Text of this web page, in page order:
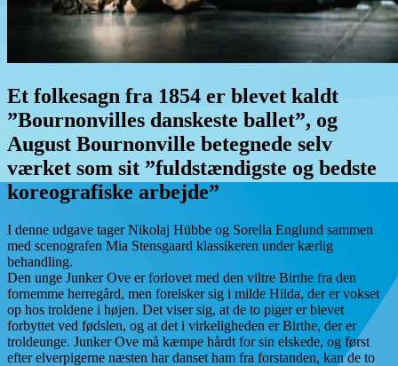
Et folkesagn fra 1854 er blevet kaldt
”Bournonvilles danskeste ballet”, og
August Bournonville betegnede selv
værket som sit ”fuldstændigste og bedste
koreografiske arbejde”
I denne udgave tager Nikolaj Hübbe og Sorella Englund sammen
med scenografen Mia Stensgaard klassikeren under kærlig
behandling.
Den unge Junker Ove er forlovet med den viltre Birthe fra den
fornemme herregård, men forelsker sig i milde Hilda, der er vokset
op hos troldene i højen. Det viser sig, at de to piger er blevet
forbyttet ved fødslen, og at det i virkeligheden er Birthe, der er
troldeunge. Junker Ove må kæmpe hårdt for sin elskede, og først
efter elverpigerne næsten har danset ham fra forstanden, kan de to